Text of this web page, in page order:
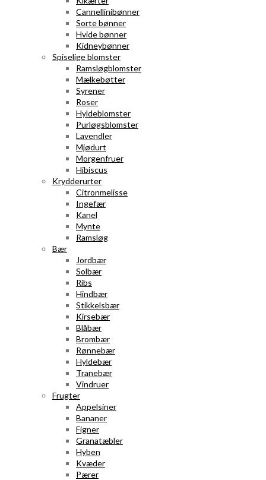
Cannellinibønner
Sorte bønner
Hvide bønner
Kidneybønner
Spiselige blomster
Ramsløgblomster
Mælkebøtter
Syrener
Roser
Hyldeblomster
Purløgsblomster
Lavendler
Mjødurt
Morgenfruer
Hibiscus
Krydderurter
Citronmelisse
Ingefær
Kanel
Mynte
Ramsløg
Bær
Jordbær
Solbær
Ribs
Hindbær
Stikkelsbær
Kirsebær
Blåbær
Brombær
Rønnebær
Hyldebær
Tranebær
Vindruer
Frugter
Appelsiner
Bananer
Figner
Granatæbler
Hyben
Kvæder
Pærer